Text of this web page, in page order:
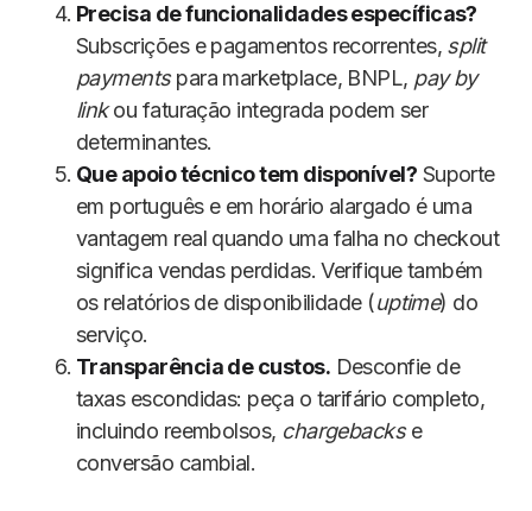
Precisa de funcionalidades específicas?
Subscrições e pagamentos recorrentes, split
paymentspara marketplace, BNPL, pay by
linkou faturação integrada podem ser
determinantes.
Que apoio técnico tem disponível? Suporte
em português e em horário alargado é uma
vantagem real quando uma falha no checkout
significa vendas perdidas. Verifique também
os relatórios de disponibilidade (uptime) do
serviço.
Transparência de custos. Desconfie de
taxas escondidas: peça o tarifário completo,
incluindo reembolsos, chargebackse
conversão cambial.